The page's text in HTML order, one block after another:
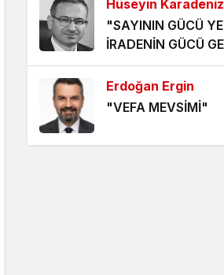
5 yıl önce
KHK MAĞDURLARI İÇİN IŞIK
GÖRÜNDÜ!
5 yıl önce
Hüseyin Karadeniz
"SAYININ GÜCÜ
İRADENİN GÜCÜ
Erdoğan Ergin
"VEFA MEVSİMİ"